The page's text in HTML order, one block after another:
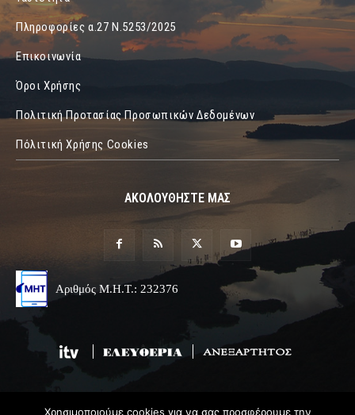
Πληροφορίες α.27 Ν.5253/2025
Επικοινωνία
Όροι Χρήσης
Πολιτική Προτασίας Προσωπικών Δεδομένων
Πόλιτική Χρήσης Cookies
ΑΚΟΛΟΥΘΗΣΤΕ ΜΑΣ
Αριθμός Μ.Η.Τ.: 232376
Χρησιμοποιούμε cookies για να σας προσφέρουμε την